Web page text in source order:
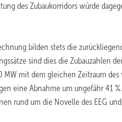
des Zubaukorridors würde
bilden stets die
sind dies die Zubauzahlen
MW mit dem gleichen Zeitraum
eine Abnahme um ungefähr 41
rund um die Novelle des EEG